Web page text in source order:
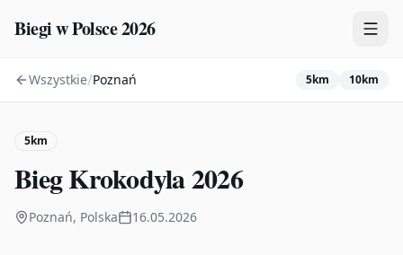
Biegi w Polsce 2026
Zawody
Kalendarz
Wszystkie/Poznań 5km 10km
5km
Bieg Krokodyla 2026
Poznań, Polska 16.05.2026